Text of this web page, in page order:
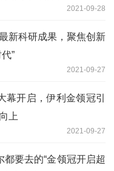
2021-09-28
新科研成果，聚焦创新
”
2021-09-27
幕开启，伊利金领冠引
上
2021-09-27
要去的“金领冠开启超